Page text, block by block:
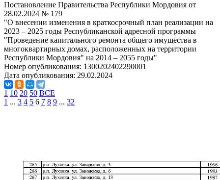
Постановление Правительства Республики Мордовия от
28.02.2024 № 179
"О внесении изменения в краткосрочный план реализации на
2023 – 2025 годы Республиканской адресной программы
"Проведение капитального ремонта общего имущества в
многоквартирных домах, расположенных на территории
Республики Мордовия" на 2014 – 2055 годы"
Номер опубликования: 1300202402290001
Дата опубликования: 29.02.2024
1 10 20 50 ВСЕ
1 ... 3 4 5 6 7 8 9 ... 32